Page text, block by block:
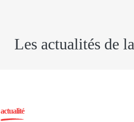
Les actualités de la
actualité